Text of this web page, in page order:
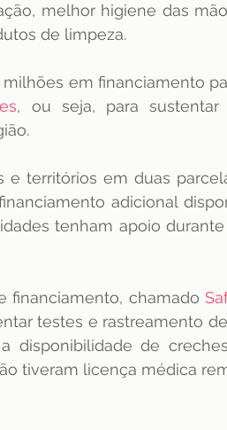
melhor higiene das
de limpeza.
em financiamento
, ou seja, para sustentar
e territórios em duas
adicional
tenham apoio
financiamento, chamado
testes e rastreamento
disponibilidade de
tiveram licença médica